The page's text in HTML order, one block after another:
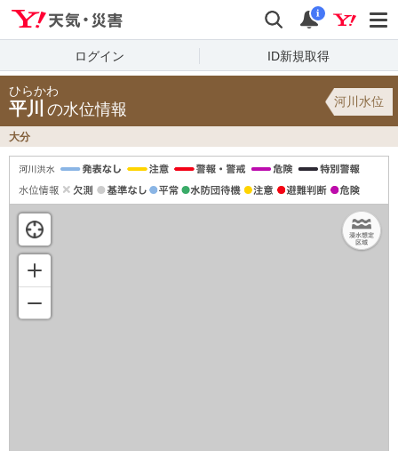
検索 通知
i
ログイン ID新規取得
ひらかわ
平川 の水位情報 河川水位
大分